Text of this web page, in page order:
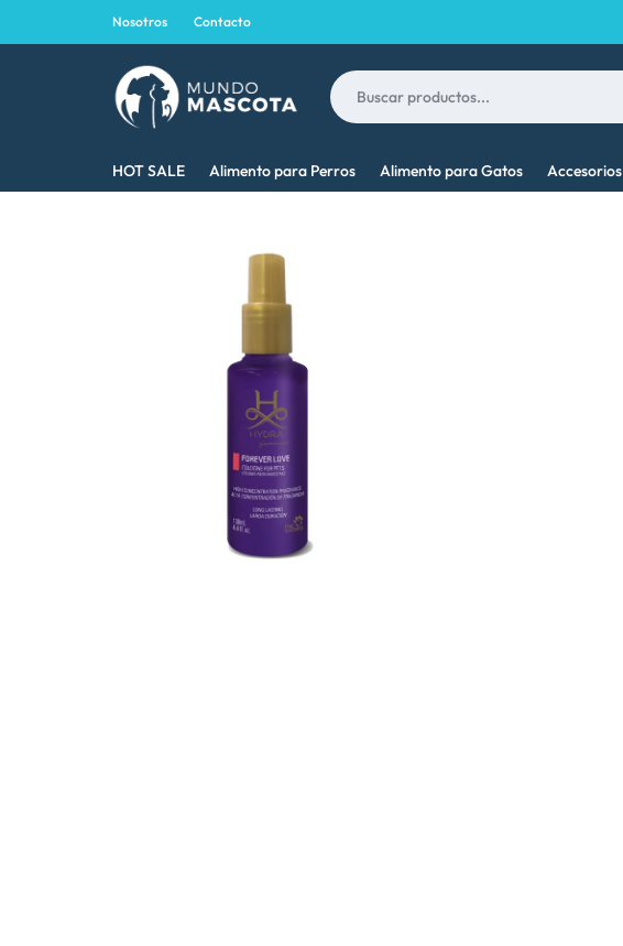
Nosotros Contacto
MASCOTA
MEJOR
MASCOTA
HOT SALE Alimento para Perros Alimento para Gatos Accesorios